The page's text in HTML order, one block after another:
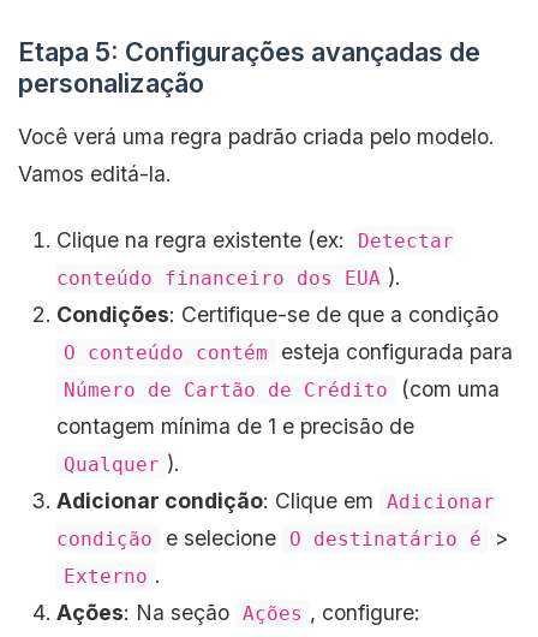
Etapa 5: Configurações avançadas de
personalização
Você verá uma regra padrão criada pelo modelo.
Vamos editá-la.
Clique na regra existente (ex:
Detectar
conteúdo financeiro dos EUA ).
Condições: Certifique-se de que a condição
O conteúdo contém esteja configurada para
Número de Cartão de Crédito
(com uma
contagem mínima de 1 e precisão de
Qualquer ).
Adicionar condição: Clique em
Adicionar
condição
e selecione O destinatário é >
Externo .
Ações: Na seção Ações , configure: